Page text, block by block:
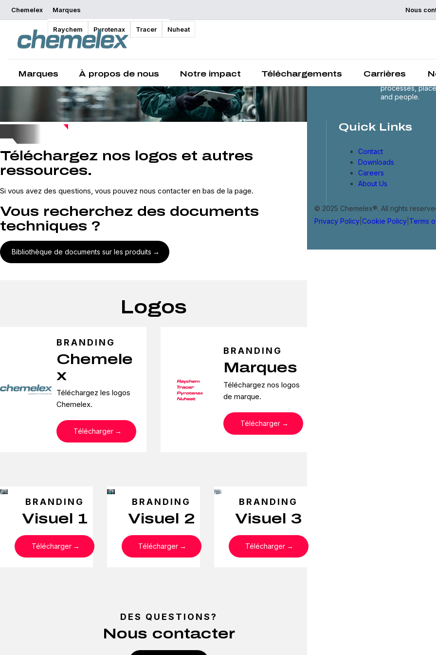
Chemelex Marques
Raychem Pyrotenax Tracer Nuheat
Nous
Marques À propos de nous Notre impact Téléchargements Carrières
Téléchargez nos logos et autres
ressources.
Si vous avez des questions, vous pouvez nous contacter en bas de la page.
Vous recherchez des documents
techniques ?
Bibliothèque de documents sur les produits
Logos
BRANDING
Chemele
x
Téléchargez les logos
Chemelex.
Télécharger
BRANDING
Marques
Téléchargez nos logos
de marque.
Télécharger
BRANDING
Visuel 1
Télécharger
BRANDING
Visuel 2
Télécharger
BRANDING
Visuel 3
Télécharger
DES QUESTIONS?
Nous contacter
sensing
protecting the
world's critical
processes,
and people.
Quick Links
Contact
Downloads
Careers
About Us
© 2025 Chemelex®. All rights
Privacy Policy| Cookie Policy| Terms